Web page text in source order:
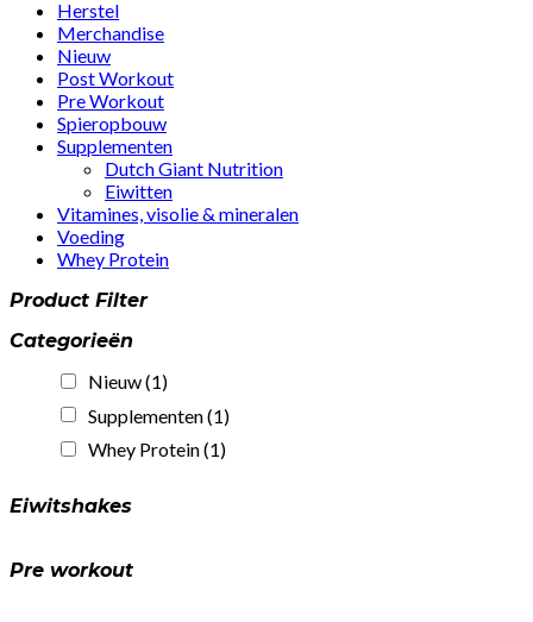
Herstel
Merchandise
Nieuw
Post Workout
Pre Workout
Spieropbouw
Supplementen
Dutch Giant Nutrition
Eiwitten
Vitamines, visolie & mineralen
Voeding
Whey Protein
Product Filter
Categorieën
Nieuw(1)
Supplementen(1)
Whey Protein(1)
Eiwitshakes
Pre workout